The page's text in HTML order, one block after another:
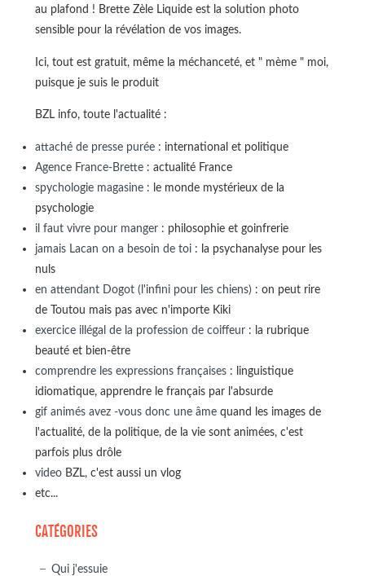
au plafond ! Brette Zèle Liquide est la solution photo
sensible pour la révélation de vos images.
Ici, tout est gratuit, même la méchanceté, et " mème " moi,
puisque je suis le produit
BZL info, toute l'actualité :
attaché de presse purée: international et politique
Agence France-Brette: actualité France
spychologie magasine: le monde mystérieux de la
psychologie
il faut vivre pour manger: philosophie et goinfrerie
jamais Lacan on a besoin de toi: la psychanalyse pour les
nuls
en attendant Dogot (l'infini pour les chiens): on peut rire
de Toutou mais pas avec n'importe Kiki
exercice illégal de la profession de coiffeur: la rubrique
beauté et bien-être
comprendre les expressions françaises: linguistique
idiomatique, apprendre le français par l'absurde
gif animés avez -vous donc une âmequand les images de
l'actualité, de la politique, de la vie sont animées, c'est
parfois plus drôle
videoBZL, c'est aussi un vlog
etc...
CATÉGORIES
Qui j'essuie